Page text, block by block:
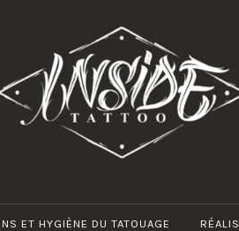
ET HYGIÈNE DU TATOUAGE